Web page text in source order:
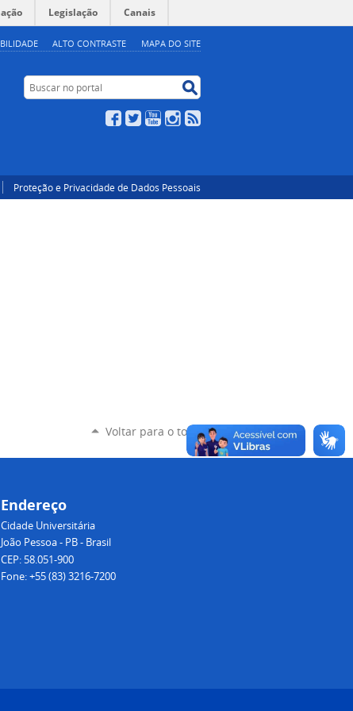
ALTO CONTRASTE MAPA DO SITE
Legislação Canais
Buscar no portal
Facebook
TwitterYouTubeInstagram
Proteção e Privacidade de Dados Pessoais
Voltar para o topo
Endereço
Cidade Universitária
João Pessoa - PB - Brasil
CEP: 58.051-900
Fone: +55 (83) 3216-7200